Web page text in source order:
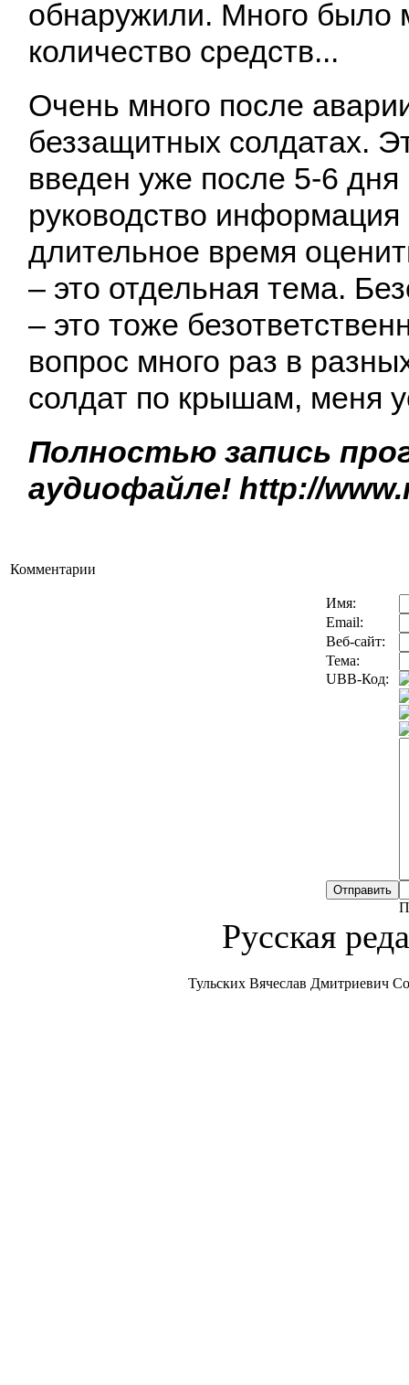
обнаружили. Много было
количество средств...
Очень много после
беззащитных солдатах.
введен уже после 5-6
руководство информация
длительное время
– это отдельная тема.
– это тоже
вопрос много раз в
солдат по крышам, меня
Полностью запись
аудиофайле! http://
Комментарии
Имя:
Email:
Веб-сайт:
Тема:
UBB-Код:
Русская
Тульских Вячеслав Дмитриевич